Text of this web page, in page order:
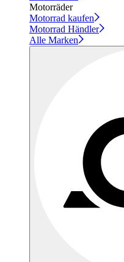
Motorräder
Motorrad kaufen
Motorrad Händler
Alle Marken